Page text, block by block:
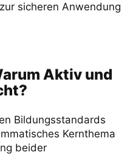
können
sicheren Anwendung
Aktiv und
Bildungsstandards
Kernthema
beider